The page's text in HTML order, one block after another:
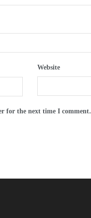
Website
for the next time I comment.